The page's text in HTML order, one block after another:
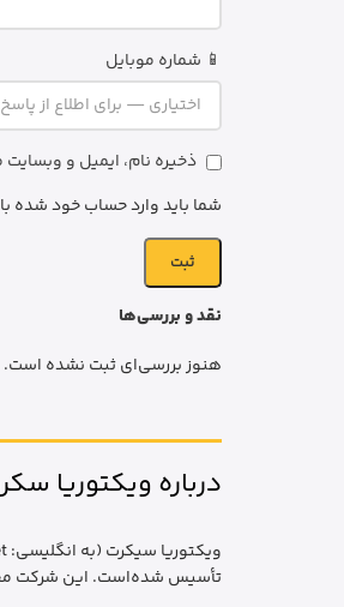
نقد و بررسی‌ها
هنوز بررسی‌ای ثبت نشده است.
📱 شماره موبایل
ذخیره نام، ایمیل و
شما باید وارد حساب خود شده
درباره ویکتوریا
تأسیس شده‌است. این شرکت